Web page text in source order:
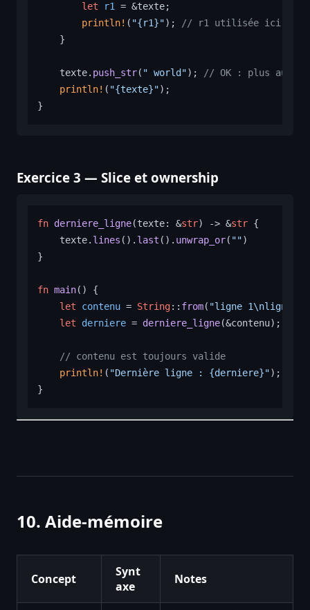
let
r1 = &texte;
println! ( "{r1}"); // r1 utilisée ici,
    }
    texte.
push_str( " world"); // OK : plus aucun
println! ( "{texte}");
Exercice 3 — Slice et ownership
fn derniere_ligne(texte: &str) -> &str {
    texte.
lines (). last (). unwrap_or( "")
}
fn main() {
let
contenu = String:: from( "ligne 1\nligne
let
derniere = derniere_ligne(&contenu);
// contenu est toujours valide
println! ( "Dernière ligne : {derniere}");
10. Aide-mémoire
Concept
Synt
axe
Notes